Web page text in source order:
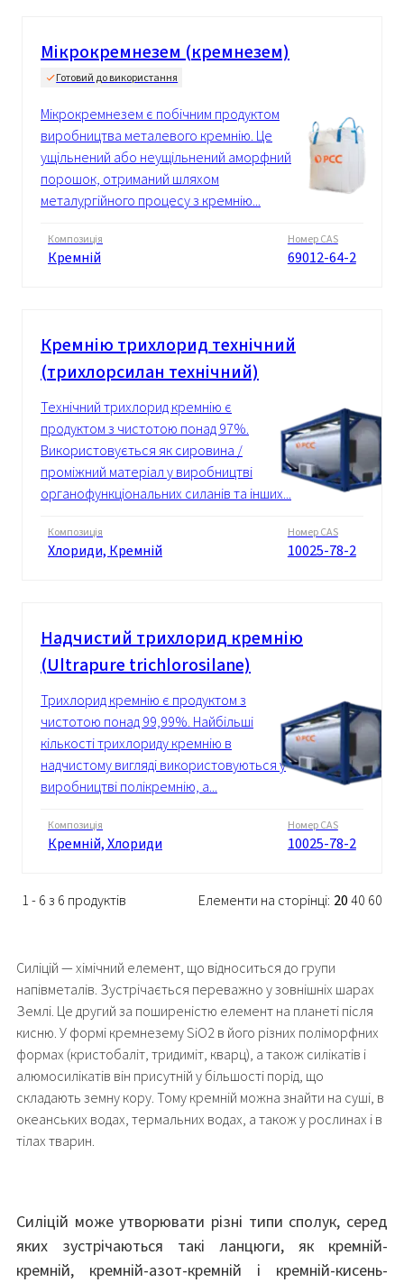
Мікрокремнезем (кремнезем)
Готовий до використання
Мікрокремнезем є побічним продуктом
виробництва металевого кремнію. Це
ущільнений або неущільнений аморфний
порошок, отриманий шляхом
металургійного процесу з кремнію...
Композиція
Кремній
Номер CAS
69012-64-2
Кремнію трихлорид технічний
(трихлорсилан технічний)
Технічний трихлорид кремнію є
продуктом з чистотою понад 97%.
Використовується як сировина /
проміжний матеріал у виробництві
органофункціональних силанів та інших...
Композиція
Хлориди, Кремній
Номер CAS
10025-78-2
Надчистий трихлорид кремнію
(Ultrapure trichlorosilane)
Трихлорид кремнію є продуктом з
чистотою понад 99,99%. Найбільші
кількості трихлориду кремнію в
надчистому вигляді використовуються у
виробництві полікремнію, а...
Композиція
Кремній, Хлориди
Номер CAS
10025-78-2
1 - 6 з 6 продуктів Елементи на сторінці: 2040 60
Силіцій — хімічний елемент, що відноситься до групи
напівметалів. Зустрічається переважно у зовнішніх шарах
Землі. Це другий за поширеністю елемент на планеті після
кисню. У формі кремнезему SiO2 в його різних поліморфних
формах (кристобаліт, тридиміт, кварц), а також силікатів і
алюмосилікатів він присутній у більшості порід, що
складають земну кору. Тому кремній можна знайти на суші, в
океанських водах, термальних водах, а також у рослинах і в
тілах тварин.
Силіцій може утворювати різні типи сполук, серед
яких зустрічаються такі ланцюги, як кремній-
кремній, кремній-азот-кремній і кремній-кисень-